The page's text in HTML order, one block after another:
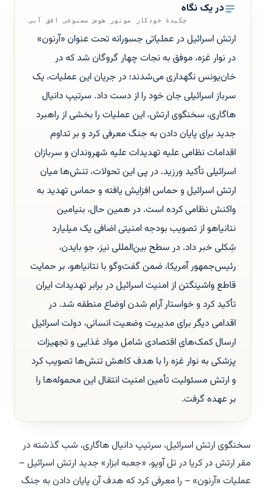
در یک نگاه
چکیدهٔ خودکار موتور هوش مصنوعی افق آبی
ارتش اسرائیل در عملیاتی جسورانه تحت عنوان «آرنون»
در نوار غزه، موفق به نجات چهار گروگان شد که در
خان‌یونس نگهداری می‌شدند؛ در جریان این عملیات، یک
سرباز اسرائیلی جان خود را از دست داد. سرتیپ دانیال
هاگاری، سخنگوی ارتش، این عملیات را بخشی از راهبرد
جدید برای پایان دادن به جنگ معرفی کرد و بر تداوم
اقدامات نظامی علیه تهدیدات علیه شهروندان و سربازان
اسرائیلی تأکید ورزید. در پی این تحولات، تنش‌ها میان
ارتش اسرائیل و حماس افزایش یافته و حماس تهدید به
واکنش نظامی کرده است. در همین حال، بنیامین
نتانیاهو از تصویب بودجه امنیتی اضافی یک میلیارد
شِکلی خبر داد. در سطح بین‌المللی نیز، جو بایدن،
رئیس‌جمهور آمریکا، ضمن گفت‌وگو با نتانیاهو، بر حمایت
قاطع واشینگتن از امنیت اسرائیل در برابر تهدیدات ایران
تأکید کرد و خواستار آرام شدن اوضاع منطقه شد. در
اقدامی دیگر برای مدیریت وضعیت انسانی، دولت اسرائیل
ارسال کمک‌های اقتصادی شامل مواد غذایی و تجهیزات
پزشکی به نوار غزه را با هدف کاهش تنش‌ها تصویب کرد
و ارتش مسئولیت تأمین امنیت انتقال این محموله‌ها را
بر عهده گرفت.
سخنگوی ارتش اسرائیل، سرتیپ دانیال هاگاری، شب گذشته در
مقر ارتش در کریا در تل آویو، «جعبه ابزار» جدید ارتش اسرائیل –
عملیات «آرنون» – را معرفی کرد که هدف آن پایان دادن به جنگ